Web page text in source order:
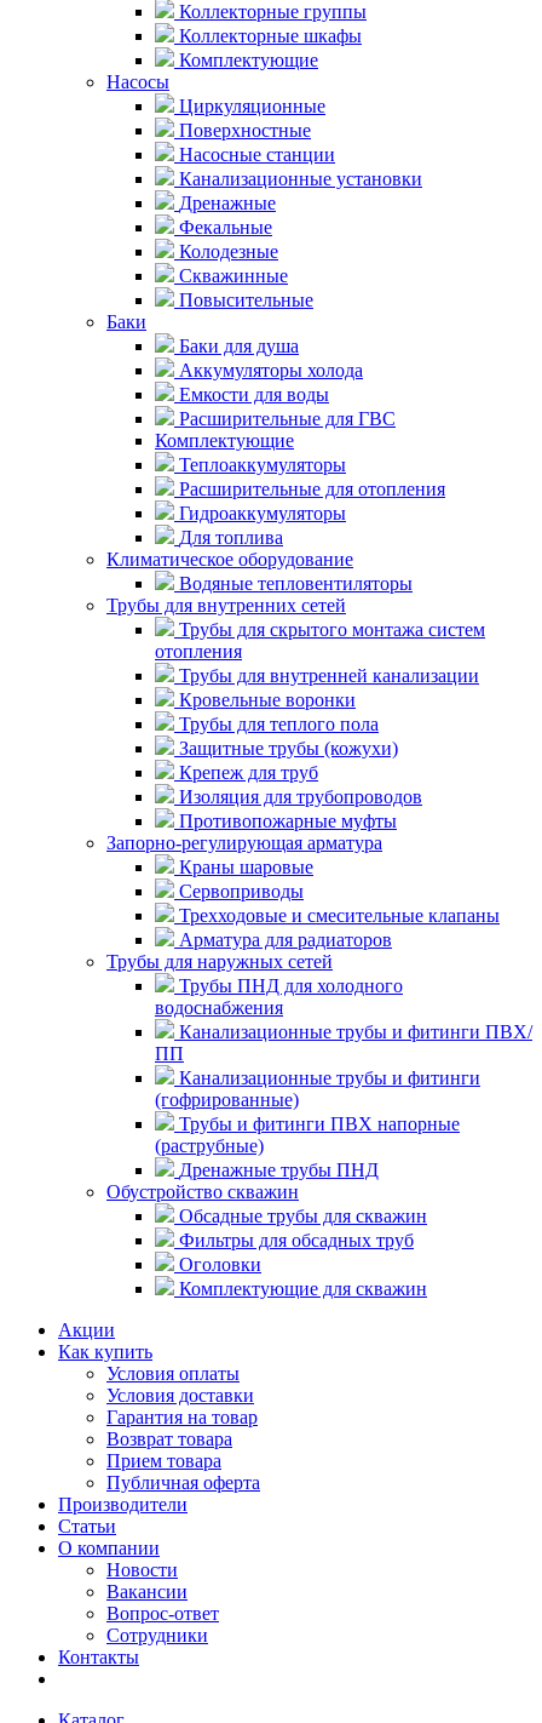
Коллекторные группы
Коллекторные шкафы
Комплектующие
Насосы
Циркуляционные
Поверхностные
Насосные станции
Канализационные установки
Дренажные
Фекальные
Колодезные
Скважинные
Повысительные
Баки
Баки для душа
Аккумуляторы холода
Емкости для воды
Расширительные для ГВС
Комплектующие
Теплоаккумуляторы
Расширительные для отопления
Гидроаккумуляторы
Для топлива
Климатическое оборудование
Водяные тепловентиляторы
Трубы для внутренних сетей
Трубы для скрытого монтажа систем
отопления
Трубы для внутренней канализации
Кровельные воронки
Трубы для теплого пола
Защитные трубы (кожухи)
Крепеж для труб
Изоляция для трубопроводов
Противопожарные муфты
Запорно-регулирующая арматура
Краны шаровые
Сервоприводы
Трехходовые и смесительные клапаны
Арматура для радиаторов
Трубы для наружных сетей
Трубы ПНД для холодного
водоснабжения
Канализационные трубы и фитинги ПВХ/
ПП
Канализационные трубы и фитинги
(гофрированные)
Трубы и фитинги ПВХ напорные
(раструбные)
Дренажные трубы ПНД
Обустройство скважин
Обсадные трубы для скважин
Фильтры для обсадных труб
Оголовки
Комплектующие для скважин
Акции
Как купить
Условия оплаты
Условия доставки
Гарантия на товар
Возврат товара
Прием товара
Публичная оферта
Производители
Статьи
О компании
Новости
Вакансии
Вопрос-ответ
Сотрудники
Контакты